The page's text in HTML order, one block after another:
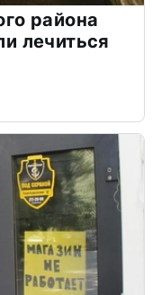
района
лечиться